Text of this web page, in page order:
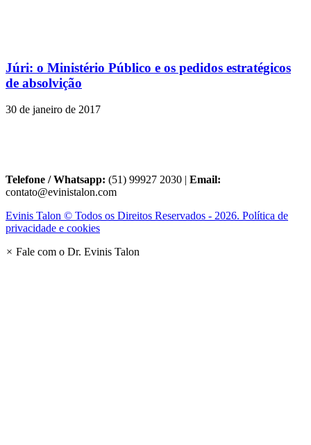
Júri: o Ministério Público e os pedidos estratégicos
de absolvição
30 de janeiro de 2017
Telefone / Whatsapp: (51) 99927 2030 | Email:
contato@evinistalon.com
Evinis Talon © Todos os Direitos Reservados - 2026. Política de
privacidade e cookies
× Fale com o Dr. Evinis Talon